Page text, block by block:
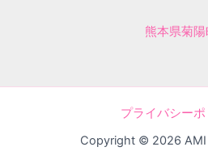
熊本県菊陽
プライバシー
Copyright © 2026 AMI